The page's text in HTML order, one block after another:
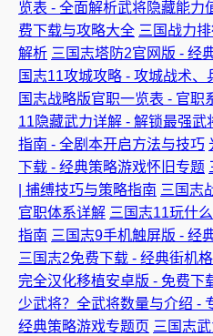
览表 - 全面解析武将隐藏能力
费下载与攻略大全 三国战力
解析 三国志塔防2官网版 - 经
国志11攻城攻略 - 攻城战术
国志战略版官职一览表 - 官职
11隐藏武力详解 - 解锁最强武
指南 - 全剧本开启方法与技巧
下载 - 经典策略游戏怀旧专题
| 捕缚技巧与策略指南 三国志
官职体系详解 三国志11玩什
指南 三国志9手机触屏版 - 经
三国志2免费下载 - 经典街机
完全汉化移植安卓版 - 免费下
少武将？全武将数量与介绍 -
经典策略游戏专题页 三国志